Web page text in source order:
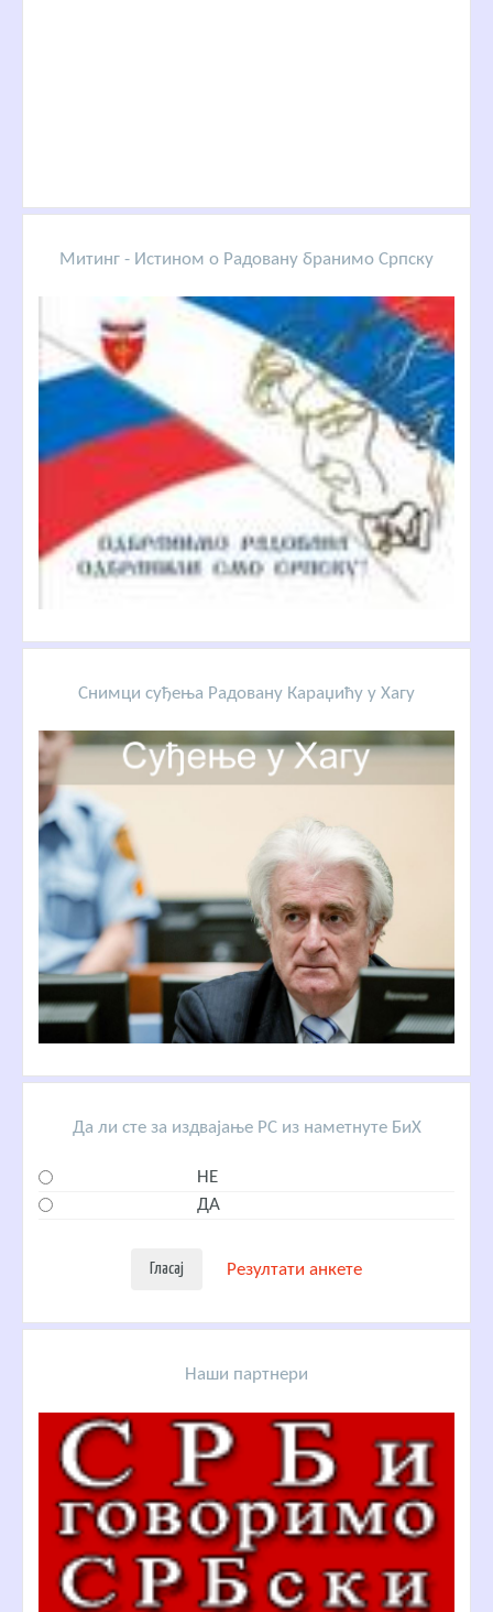
Митинг - Истином о Радовану бранимо Српску
Снимци суђења Радовану Караџићу у Хагу
Да ли сте за издвајање РС из наметнуте БиХ
НЕ
ДА
Резултати анкете
Наши партнери